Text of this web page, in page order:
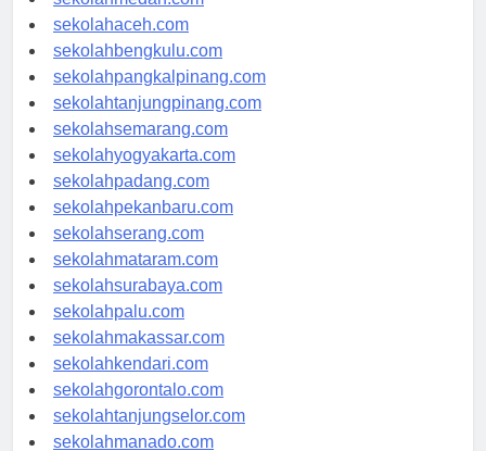
sekolahmedan.com
sekolahaceh.com
sekolahbengkulu.com
sekolahpangkalpinang.com
sekolahtanjungpinang.com
sekolahsemarang.com
sekolahyogyakarta.com
sekolahpadang.com
sekolahpekanbaru.com
sekolahserang.com
sekolahmataram.com
sekolahsurabaya.com
sekolahpalu.com
sekolahmakassar.com
sekolahkendari.com
sekolahgorontalo.com
sekolahtanjungselor.com